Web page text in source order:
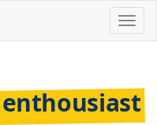
enthousiast